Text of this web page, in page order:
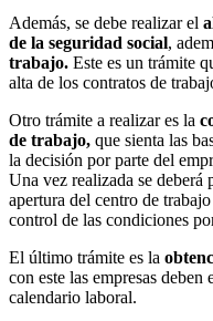
Además, se debe realizar el
de la seguridad social,
trabajo. Este es un trámite
alta de los contratos de
Otro trámite a realizar es la
de trabajo, que sienta las
la decisión por parte del
Una vez realizada se deberá
apertura del centro de
control de las condiciones
El último trámite es la
con este las empresas
calendario laboral.